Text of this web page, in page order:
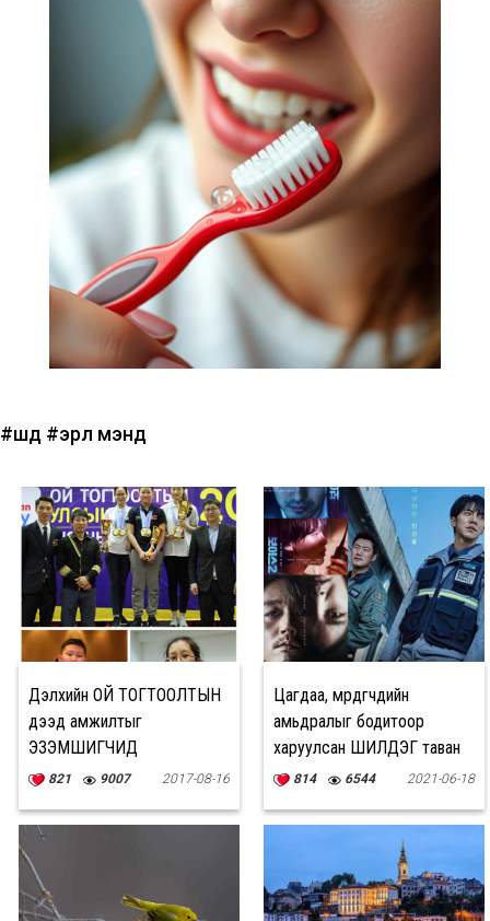
#шүд #эрүүл мэнд
Дэлхийн ОЙ ТОГТООЛТЫН
дээд амжилтыг
ЭЗЭМШИГЧИД
821 9007 2017-08-16
Цагдаа, мөрдөгчдийн
амьдралыг бодитоор
харуулсан ШИЛДЭГ таван
цуврал
814 6544 2021-06-18